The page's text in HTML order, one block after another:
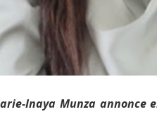
Inaya Munza